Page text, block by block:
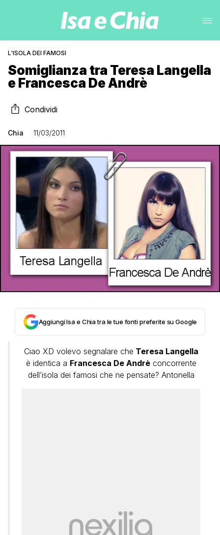
L'ISOLA DEI FAMOSI
Somiglianza tra Teresa Langella
e Francesca De Andrè
Condividi
Chia 11/03/2011
Aggiungi Isa e Chia tra le tue fonti preferite su Google
Ciao XD volevo segnalare che Teresa Langella
è identica a Francesca De Andrèconcorrente
dell’isola dei famosi che ne pensate? Antonella